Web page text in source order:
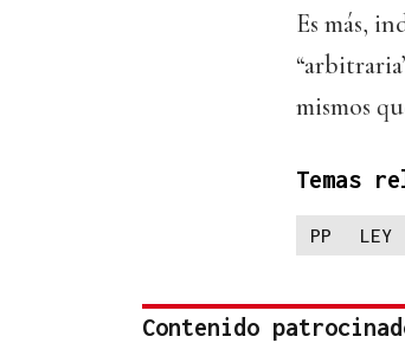
Es más,
mismos
Temas
PP LEY
Contenido